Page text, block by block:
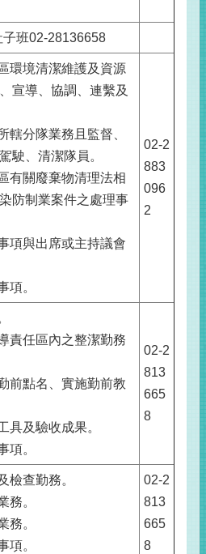
班02-28136658
環境清潔維護及資源
宣導、協調、連繫及
轄分隊業務且監督、
駛、清潔隊員。
有關廢棄物清理法相
防制業案件之處理事
項與出席或主持議會
項。
02-2
883
096
2
責任區內之整潔勤務
前點名、實施勤前教
具及驗收成果。
項。
02-2
813
665
8
檢查勤務。
務。
務。
項。
02-2
813
665
8